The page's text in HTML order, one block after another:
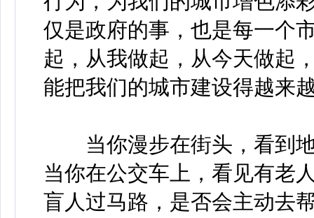
仅是政府的事，也是每一个
起，从我做起，从今天做起
能把我们的城市建设得越来
当你漫步在街头，看到地
当你在公交车上，看见有老
盲人过马路，是否会主动去